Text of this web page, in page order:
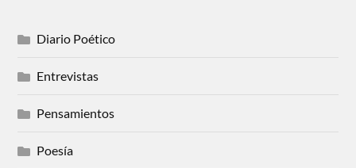
Diario Poético
Entrevistas
Pensamientos
Poesía